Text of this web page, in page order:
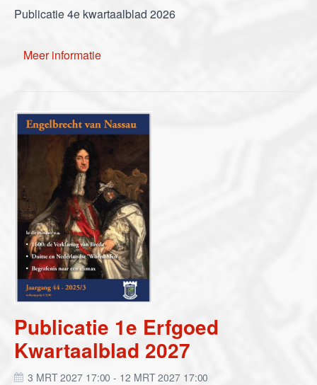
Publicatie 4e kwartaalblad 2026
Meer informatie
Publicatie 1e Erfgoed
Kwartaalblad 2027
3 MRT 2027 17:00 - 12 MRT 2027 17:00